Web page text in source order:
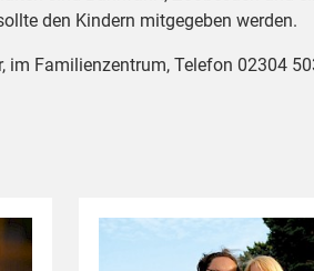
den Kindern mitgegeben werden.
im Familienzentrum, Telefon 02304